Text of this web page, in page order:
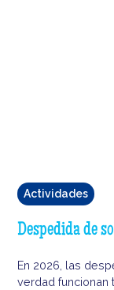
Actividades
Despedida de
En 2026, las
verdad funcionan